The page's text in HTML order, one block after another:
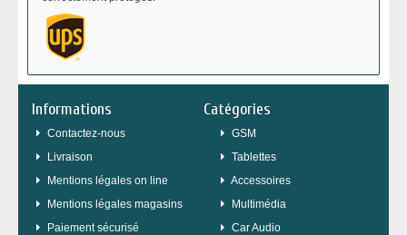
Informations
Contactez-nous
Livraison
Mentions légales on line
Mentions légales magasins
Paiement sécurisé
Catégories
GSM
Tablettes
Accessoires
Multimédia
Car Audio